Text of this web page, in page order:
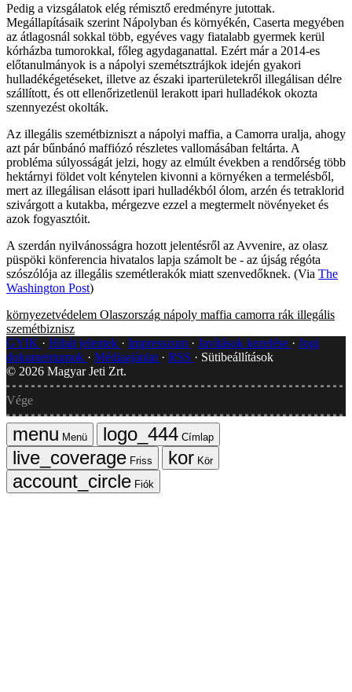
Pedig a vizsgálatok elég rémisztő eredményre jutottak.
Megállapításaik szerint Nápolyban és környékén, Caserta megyében
az átlagosnál sokkal több, egyéves vagy fiatalabb gyermek kerül
kórházba tumorokkal, főleg agydaganattal. Ezért már a 2014-es
előtanulmányok is a nápolyi szemétsztrájkok idején gyakori
hulladékégetéseket, illetve az északi iparterületekről illegálisan délre
szállított, és ott ellenőrizetlenül lerakott ipari hulladékok okozta
szennyezést okolták.
Az illegális szemétbizniszt a nápolyi maffia, a Camorra uralja, ahogy
azt pár bűnbánó maffiózó részletes vallomásában feltárta. A
probléma súlyosságát jelzi, hogy az elmúlt években a rendőrség több
hektárnyi földet volt kénytelen kivonni a környéken a termelésből,
mert az illegálisan elásott ipari hulladékból ólom, arzén és tetraklorid
szivárgott a kutakba, mérgezve ezzel a megtermelt növényeket és
azok fogyasztóit.
A szerdán nyilvánosságra hozott jelentésről az Avvenire, az olasz
püspöki könferencia hivatalos lapja számolt be - az újság régóta
szószólója az illegális szemétlerakók miatt szenvedőknek. (Via The
Washington Post)
környezetvédelem Olaszország nápoly maffia camorra rák illegális
szemétbiznisz
GYIK
Hibát jelentek Impresszum Javítások kezelése
Jogi
dokumentumok
Médiaajánlat RSS
Sütibeállítások
© 2026 Magyar Jeti Zrt.
Vége
Menü
Címlap
Friss
Kör
Fiók